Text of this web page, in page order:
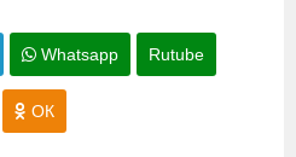
Whatsapp Rutube
ОК